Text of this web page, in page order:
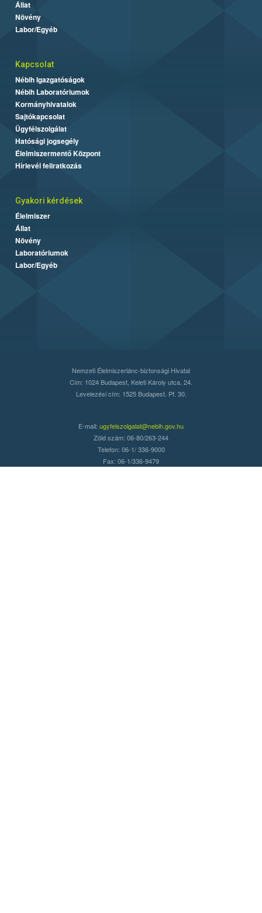
Állat
Növény
Labor/Egyéb
Kapcsolat
Nébih Igazgatóságok
Nébih Laboratóriumok
Kormányhivatalok
Sajtókapcsolat
Ügyfélszolgálat
Hatósági jogsegély
Élelmiszermentő Központ
Hírlevél feliratkozás
Gyakori kérdések
Élelmiszer
Állat
Növény
Laboratóriumok
Labor/Egyéb
Nemzeti Élelmiszerlánc-biztonsági Hivatal
Cím: 1024 Budapest, Keleti Károly utca. 24.
Levelezési cím: 1525 Budapest. Pf. 30.
E-mail: ugyfelszolgalat@nebih.gov.hu
Zöld szám: 06-80/263-244
Telefon: 06-1/ 336-9000
Fax: 06-1/336-9479